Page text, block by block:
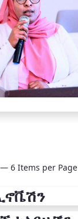
— 6 Items per Page